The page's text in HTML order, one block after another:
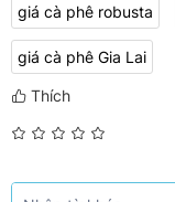
giá cà phê robusta
giá cà phê Gia Lai
Thích